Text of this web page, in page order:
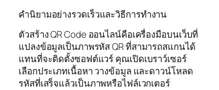
คำนิยามอย่างรวดเร็วและวิธีการทำงาน
ตัวสร้าง QR Code ออนไลน์คือเครื่องมือบนเว็บที่
แปลงข้อมูลเป็นภาพรหัส QR ที่สามารถสแกนได้
แทนที่จะติดตั้งซอฟต์แวร์ คุณเปิดเบราว์เซอร์
เลือกประเภทเนื้อหา วางข้อมูล และดาวน์โหลด
รหัสที่เสร็จแล้วเป็นภาพหรือไฟล์เวกเตอร์